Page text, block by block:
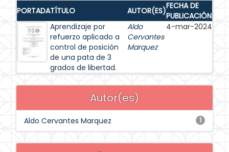
PORTADATÍTULO AUTOR(ES)FECHA DE
PUBLICACIÓN
Aprendizaje por
refuerzo aplicado a
control de posición
de una pata de 3
grados de libertad.
Aldo
Cervantes
Marquez
4-mar-2024
Autor(es)
1
Aldo Cervantes Marquez